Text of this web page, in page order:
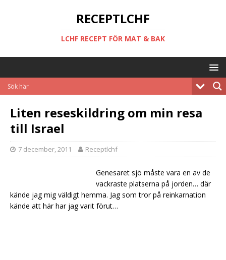
RECEPTLCHF
LCHF RECEPT FÖR MAT & BAK
Liten reseskildring om min resa
till Israel
7 december, 2011 Receptlchf
Genesaret sjö måste vara en av de
vackraste platserna på jorden… där
kände jag mig väldigt hemma. Jag som tror på reinkarnation
kände att här har jag varit förut…